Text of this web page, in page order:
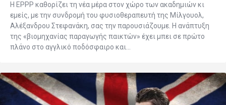
Η EPPP καθορίζει τη νέα μέρα στον χώρο των ακαδημιών κι
εμείς, με την συνδρομή του φυσιοθεραπευτή της Μίλγουολ,
Αλέξανδρου Στεφανάκη, σας την παρουσιάζουμε. Η ανάπτυξη
της «βιομηχανίας παραγωγής παικτών» έχει μπει σε πρώτο
πλάνο στο αγγλικό ποδόσφαιρο και…